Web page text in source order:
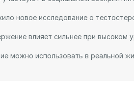
новое исследование о
влияет сильнее при высоком
можно использовать в реальной